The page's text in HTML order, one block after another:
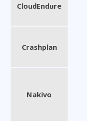
CloudEndure
Crashplan
Nakivo